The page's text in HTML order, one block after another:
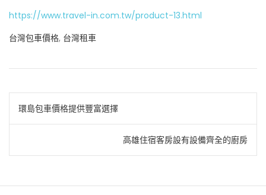
https://www.travel-in.com.tw/product-13.html
台灣包車價格, 台灣租車
文
章
導
覽
環島包車價格提供豐富選擇
高雄住宿客房設有設備齊全的廚房